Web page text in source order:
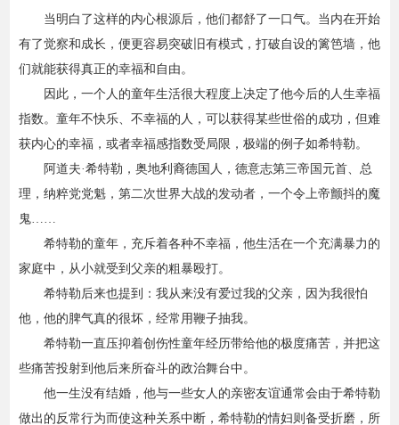
当明白了这样的内心根源后，他们都舒了一口气。当内在开始
有了觉察和成长，便更容易突破旧有模式，打破自设的篱笆墙，他
们就能获得真正的幸福和自由。
因此，一个人的童年生活很大程度上决定了他今后的人生幸福
指数。童年不快乐、不幸福的人，可以获得某些世俗的成功，但难
获内心的幸福，或者幸福感指数受局限，极端的例子如希特勒。
阿道夫·希特勒，奥地利裔德国人，德意志第三帝国元首、总
理，纳粹党党魁，第二次世界大战的发动者，一个令上帝颤抖的魔
鬼……
希特勒的童年，充斥着各种不幸福，他生活在一个充满暴力的
家庭中，从小就受到父亲的粗暴殴打。
希特勒后来也提到：我从来没有爱过我的父亲，因为我很怕
他，他的脾气真的很坏，经常用鞭子抽我。
希特勒一直压抑着创伤性童年经历带给他的极度痛苦，并把这
些痛苦投射到他后来所奋斗的政治舞台中。
他一生没有结婚，他与一些女人的亲密友谊通常会由于希特勒
做出的反常行为而使这种关系中断，希特勒的情妇则备受折磨，所